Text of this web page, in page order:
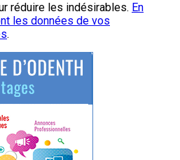
réduire les indésirables. En
les données de vos
.